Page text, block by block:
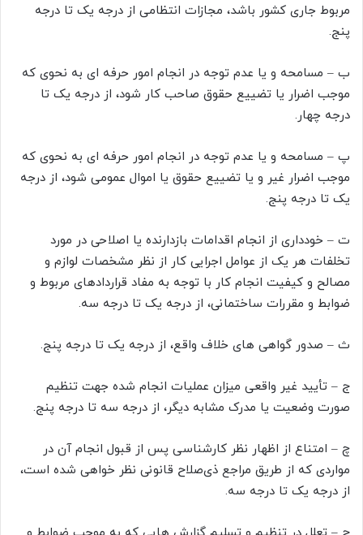
مربوط جاری کشور باشد، مجازات انتظامی از درجه یک تا درجه
پنج.
ب – مسامحه و یا عدم توجه در انجام امور حرفه ای به نحوی که
موجب اضرار یا تضييع حقوق صاحب کار شود، از درجه یک تا
درجه چهار.
پ – مسامحه و یا عدم توجه در انجام امور حرفه ای به نحوی که
موجب اضرار غیر و یا تضییع حقوق یا اموال عمومی شود، از درجه
یک تا درجه پنج.
ت – خودداری از انجام اقدامات بازدارنده یا اصلاحی در مورد
تخلفات هر یک از عوامل اجرایی کار از نظر مشخصات لوازم و
مصالح و کیفیت انجام کار با توجه به مفاد قراردادهای مربوط و
ضوابط و مقررات ساختمانی، از درجه یک تا درجه سه.
ث – صدور گواهی های خلاف واقع، از درجه یک تا درجه پنج.
ج – تأیید غیر واقعی میزان عملیات انجام شده جهت تنظیم
صورت وضعیت یا مدرک مشابه دیگر، از درجه سه تا درجه پنج.
چ – امتناع از اظهار نظر کارشناسی پس از قبول انجام آن در
مواردی که از طریق مراجع ذی‌صلاح قانونی نظر خواهی شده است،
از درجه یک تا درجه سه.